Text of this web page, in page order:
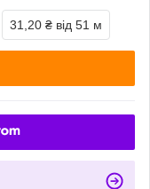
31,20 ₴ від 51 м